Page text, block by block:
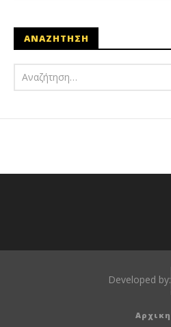
ΑΝΑΖΗΤΗΣΗ
Developed by:
Αρχικη